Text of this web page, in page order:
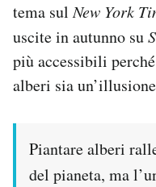
tema sulNew York
uscite in autunno su
più accessibili
alberi sia
Piantare alberi
del pianeta, ma